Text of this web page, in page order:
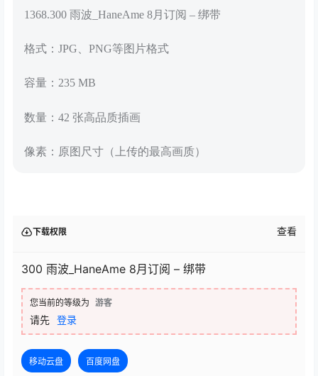
1368.300 雨波_HaneAme 8月订阅 – 绑带
格式：JPG、PNG等图片格式
容量：235 MB
数量：42 张高品质插画
像素：原图尺寸（上传的最高画质）
下载权限 查看
300 雨波_HaneAme 8月订阅 – 绑带
您当前的等级为 游客
请先 登录
移动云盘 百度网盘